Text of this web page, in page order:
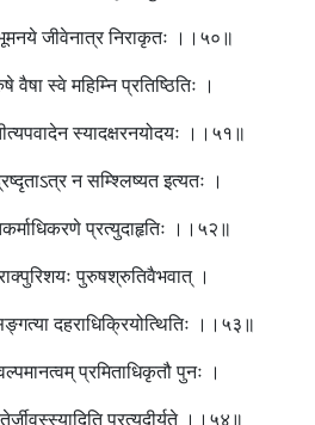
निराकृतः ।।५०॥
स्वे महिम्नि प्रतिष्ठितिः ।
स्यादक्षरनयोदयः ।।५१॥
न सम्श्लिष्यत इत्यतः ।
प्रत्युदाहृतिः ।।५२॥
पुरुषश्रुतिवैभवात् ।
दहराधिक्रियोत्थितिः ।।५३॥
प्रमिताधिकृतौ पुनः ।
प्रत्युदीर्यते ।।५४॥